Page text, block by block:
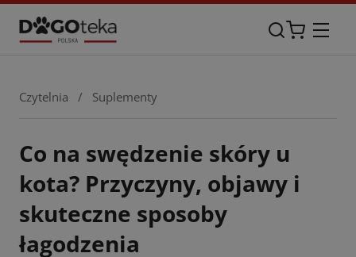
Czytelnia / Suplementy
Co na swędzenie skóry u
kota? Przyczyny, objawy i
skuteczne sposoby
łagodzenia